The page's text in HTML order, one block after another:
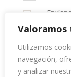
Valoramos
Utilizamos
navegación,
y analizar

♡ Tu